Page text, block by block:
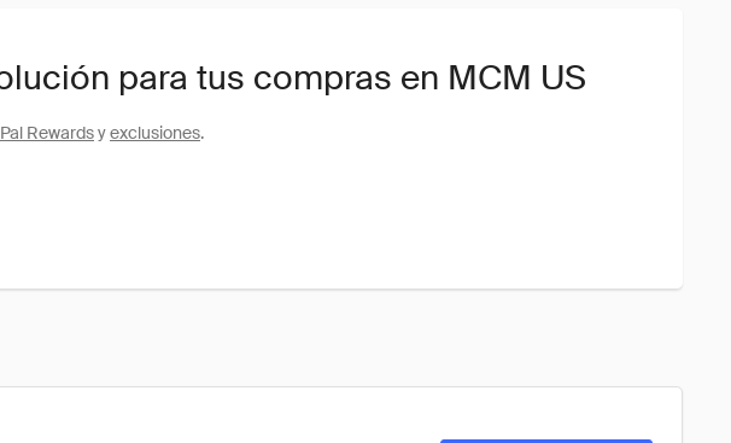
para tus compras en MCM US
Rewardsyexclusiones.